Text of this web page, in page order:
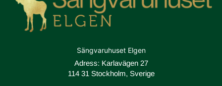
Sängvaruhuset Elgen
Adress: Karlavägen 27
114 31 Stockholm, Sverige